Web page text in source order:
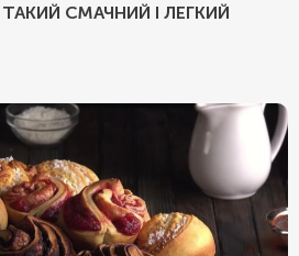
СМАЧНИЙ І ЛЕГКИЙ